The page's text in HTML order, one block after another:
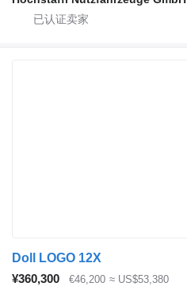
Doll LOGO 12X
¥360,300
€46,200 ≈ US$53,380